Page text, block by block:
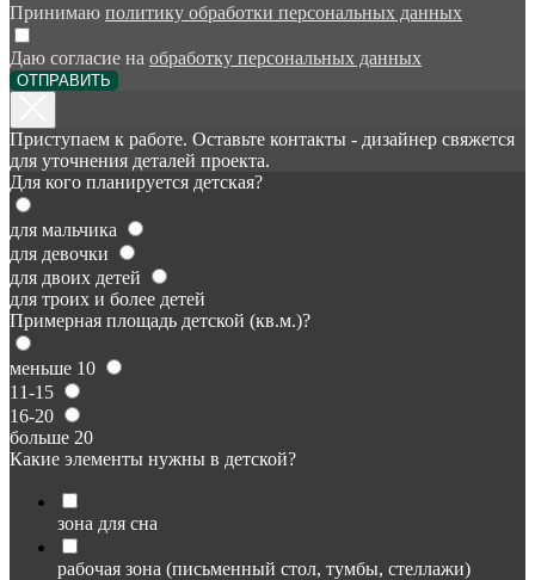
Принимаю политику обработки персональных данных
Даю согласие на обработку персональных данных
ОТПРАВИТЬ
Приступаем к работе. Оставьте контакты - дизайнер свяжется
для уточнения деталей проекта.
Для кого планируется детская?
для мальчика
для девочки
для двоих детей
для троих и более детей
Примерная площадь детской (кв.м.)?
меньше 10
11-15
16-20
больше 20
Какие элементы нужны в детской?
зона для сна
рабочая зона (письменный стол, тумбы, стеллажи)